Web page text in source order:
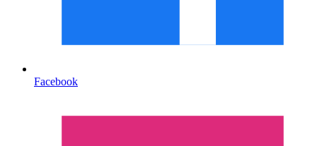
Facebook